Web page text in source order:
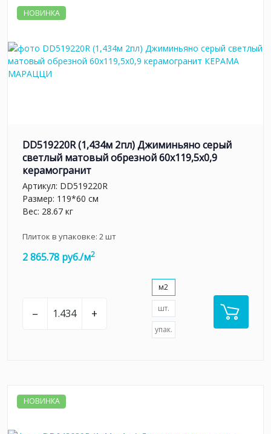
НОВИНКА
DD519220R (1,434м 2пл) Джиминьяно серый
светлый матовый обрезной 60х119,5x0,9
керамогранит
Артикул: DD519220R
Размер: 119*60 см
Вес: 28.67 кг
Плиток в упаковке: 2шт
2 865.78 руб./м2
– +
м2
шт.
упак.
НОВИНКА